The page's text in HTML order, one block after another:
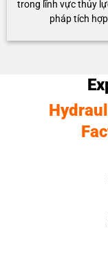
trong lĩnh vực thủy
pháp tích